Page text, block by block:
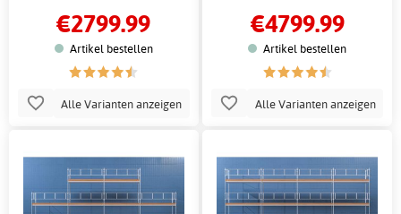
€2799.99
Artikel bestellen
Alle Varianten anzeigen
€4799.99
Artikel bestellen
Alle Varianten anzeigen